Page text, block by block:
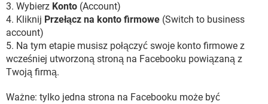
3. Wybierz Konto (Account)
4. Kliknij Przełącz na konto firmowe (Switch to business
account)
5. Na tym etapie musisz połączyć swoje konto firmowe z
wcześniej utworzoną stroną na Facebooku powiązaną z
Twoją firmą.
Ważne: tylko jedna strona na Facebooku może być